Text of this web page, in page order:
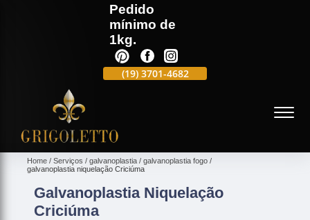
Pedido
mínimo de
1kg.
(19) 3701-4682 (19)
Home Serviços galvanoplastia
galvanoplastia fogo
galvanoplastia niquelação Criciúma
Galvanoplastia Niquelação
Criciúma